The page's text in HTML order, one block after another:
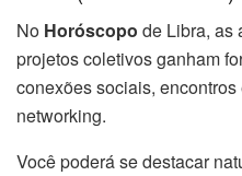
No Horóscopo de Libra, as
projetos coletivos ganham
conexões sociais,
networking.
Você poderá se destacar